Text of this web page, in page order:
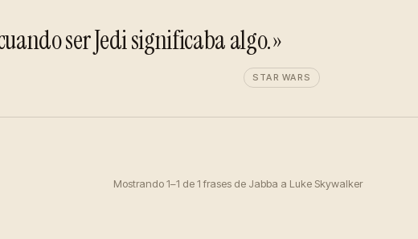
ser Jedi significaba algo.»
STAR WARS
Mostrando 1–1 de 1 frases de Jabba a Luke Skywalker